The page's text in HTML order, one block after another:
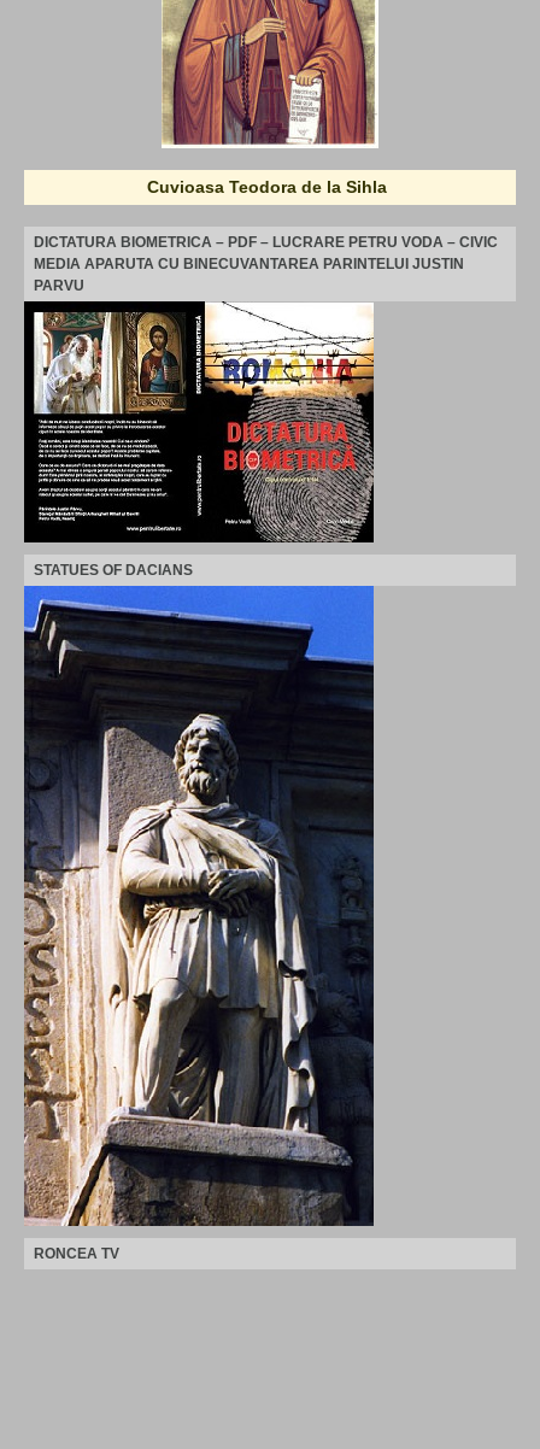
Cuvioasa Teodora de la Sihla
DICTATURA BIOMETRICA – PDF – LUCRARE PETRU VODA – CIVIC
MEDIA APARUTA CU BINECUVANTAREA PARINTELUI JUSTIN
PARVU
STATUES OF DACIANS
RONCEA TV